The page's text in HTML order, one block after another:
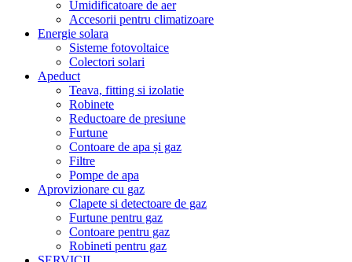
Umidificatoare de aer
Accesorii pentru climatizoare
Energie solara
Sisteme fotovoltaice
Colectori solari
Apeduct
Teava, fitting si izolatie
Robinete
Reductoare de presiune
Furtune
Contoare de apa și gaz
Filtre
Pompe de apa
Aprovizionare cu gaz
Clapete si detectoare de gaz
Furtune pentru gaz
Contoare pentru gaz
Robineti pentru gaz